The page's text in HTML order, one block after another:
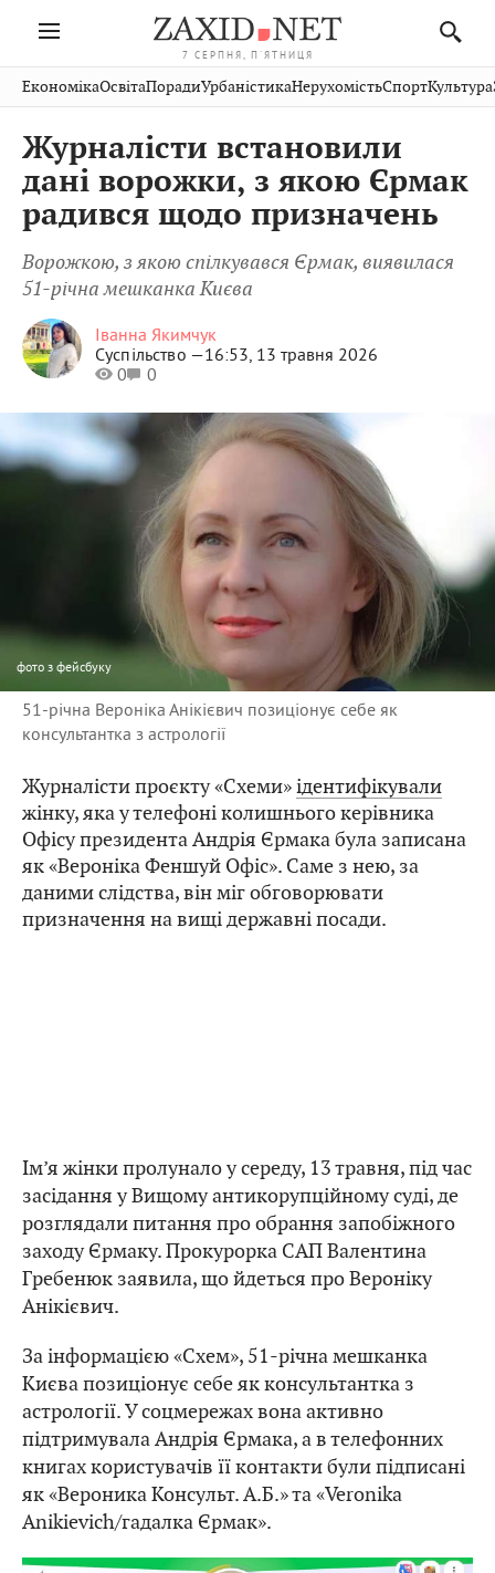
7 СЕРПНЯ, П'ЯТНИЦЯ
Івано-
Франківськ
Волинь
Закарпаття
Рівне
Шептицький
Стрий
Хмельницький
Публікації
Авто СловкоКультура
Кіно Дім СпортКраєзнавство
ФотоОсвітаНерухомість
Домашні
тварини
ЕкономікаОсвітаПорадиУрбаністикаНерухомістьСпортКультура
Журналісти встановили
дані ворожки, з якою Єрмак
радився щодо призначень
Ворожкою, з якою спілкувався Єрмак, виявилася
51-річна мешканка Києва
Іванна Якимчук
Суспільство —16:53, 13 травня 2026
0
0
фото з фейсбуку
51-річна Вероніка Анікієвич позиціонує себе як
консультантка з астрології
Журналісти проєкту «Схеми»ідентифікували
жінку, яка у телефоні колишнього керівника
Офісу президента Андрія Єрмака була записана
як «Вероніка Феншуй Офіс». Саме з нею, за
даними слідства, він міг обговорювати
призначення на вищі державні посади.
Ім’я жінки пролунало у середу, 13 травня, під час
засідання у Вищому антикорупційному суді, де
розглядали питання про обрання запобіжного
заходу Єрмаку. Прокурорка САП Валентина
Гребенюк заявила, що йдеться про Вероніку
Анікієвич.
За інформацією «Схем», 51-річна мешканка
Києва позиціонує себе як консультантка з
астрології. У соцмережах вона активно
підтримувала Андрія Єрмака, а в телефонних
книгах користувачів її контакти були підписані
як «Вероника Консульт. А.Б.» та «Veronika
Anikievich/гадалка Єрмак».